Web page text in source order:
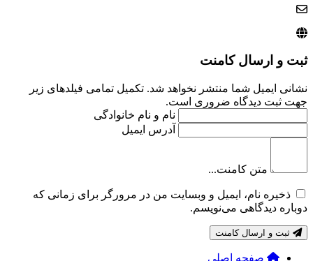
ثبت و ارسال کامنت
نشانی ایمیل شما منتشر نخواهد شد. تکمیل تمامی فیلد‌های زیر
جهت ثبت دیدگاه ضروری است.
نام و نام خانوادگی
آدرس ایمیل
متن کامنت...
ذخیره نام، ایمیل و وبسایت من در مرورگر برای زمانی که
دوباره دیدگاهی می‌نویسم.
ثبت و ارسال کامنت
صفحه اصلی